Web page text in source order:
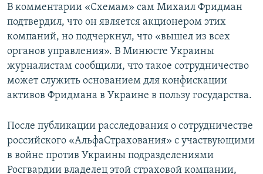
В комментарии «Схемам» сам Михаил Фридман
подтвердил, что он является акционером этих
компаний, но подчеркнул, что «вышел из всех
органов управления». В Минюсте Украины
журналистам сообщили, что такое сотрудничество
может служить основанием для конфискации
активов Фридмана в Украине в пользу государства.
После публикации расследования о сотрудничестве
российского «АльфаСтрахования» с участвующими
в войне против Украины подразделениями
Росгвардии владелец этой страховой компании,